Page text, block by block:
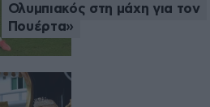
Ολυμπιακός στη μάχη για τον
Πουέρτα»